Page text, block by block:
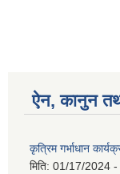
ऐन, कानुन
कृत्रिम गर्भाधान
मिति: 01/17/2024 -